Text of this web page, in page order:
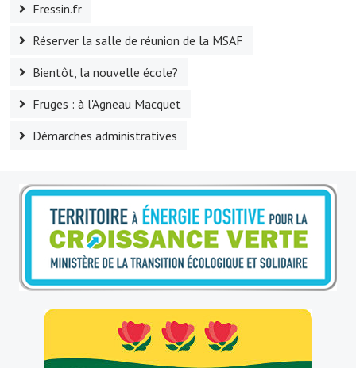
Georges Bernanos
Village d'art
Les sculptures du village
Une église dans l'église
Fressin, cité verte et tourisme sportif
Le sentier de la Planquette
Fressin, lauréat village fleuri
Le sentier de découverte du village
Les foulées Fressinoises
Acteurs du tourisme
Les étangs de Fressin
Fressin.fr
Réserver la salle de réunion de la MSAF
Bientôt, la nouvelle école?
Fruges : à l'Agneau Macquet
Démarches administratives